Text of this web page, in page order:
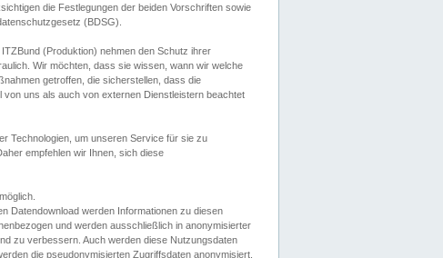
die Festlegungen der beiden Vorschriften sowie
(BDSG).
(Produktion) nehmen den Schutz ihrer
Wir möchten, dass sie wissen, wann wir welche
getroffen, die sicherstellen, dass die
uns als auch von externen Dienstleistern beachtet
Technologien, um unseren Service für sie zu
empfehlen wir Ihnen, sich diese
Datendownload werden Informationen zu diesen
und werden ausschließlich in anonymisierter
zu verbessern. Auch werden diese Nutzungsdaten
die pseudonymisierten Zugriffsdaten anonymisiert.